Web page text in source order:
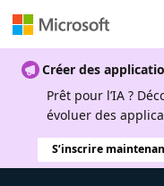
Créer des
Prêt pour l’IA ?
évoluer des
S’inscrire